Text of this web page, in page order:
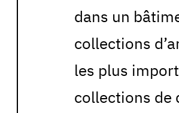
dans un
collections
les plus
collections de